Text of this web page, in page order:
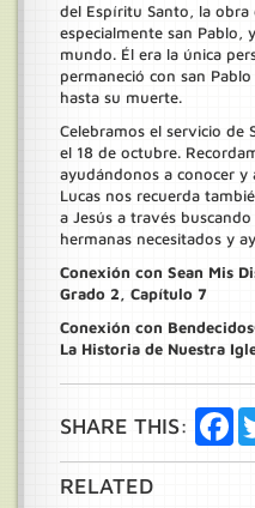
del Espíritu Santo, la obra
especialmente san Pablo,
mundo. Él era la única
permaneció con san
hasta su muerte.
Celebramos el servicio de
el 18 de octubre.
ayudándonos a conocer y
Lucas nos recuerda
a Jesús a través
hermanas necesitados y
Conexión con Sean Mis
Grado 2, Capítulo 7
Conexión con
La Historia de Nuestra
SHARE THIS:
RELATED